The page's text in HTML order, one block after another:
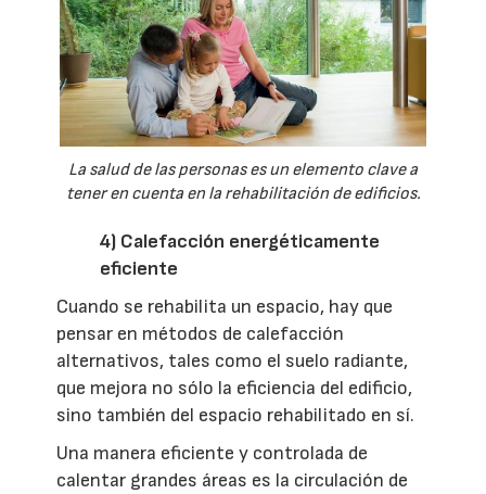
La salud de las personas es un elemento clave a
tener en cuenta en la rehabilitación de edificios.
4) Calefacción energéticamente
eficiente
Cuando se rehabilita un espacio, hay que
pensar en métodos de calefacción
alternativos, tales como el suelo radiante,
que mejora no sólo la eficiencia del edificio,
sino también del espacio rehabilitado en sí.
Una manera eficiente y controlada de
calentar grandes áreas es la circulación de